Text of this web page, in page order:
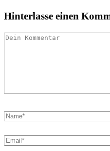
Hinterlasse einen